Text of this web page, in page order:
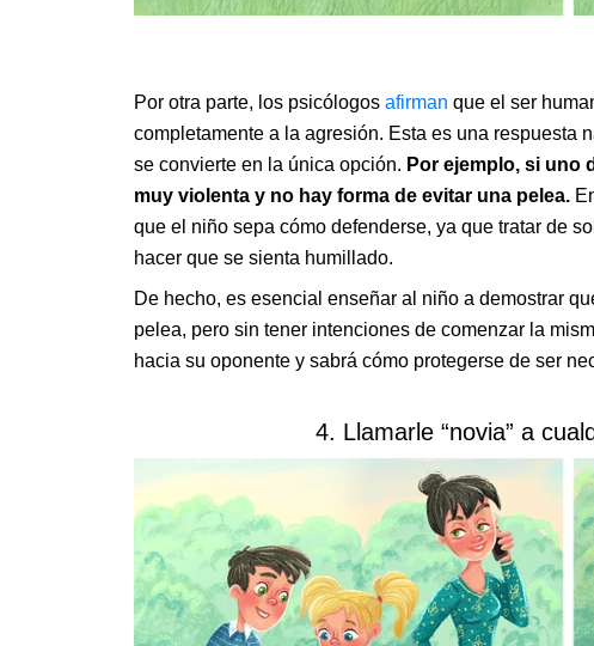
Por otra parte, los psicólogos afirman que el ser
completamente a la agresión. Esta es una respuesta
se convierte en la única opción. Por ejemplo, si uno
muy violenta y no hay forma de evitar una pelea.
que el niño sepa cómo defenderse, ya que tratar de
hacer que se sienta humillado.
De hecho, es esencial enseñar al niño a demostrar
pelea, pero sin tener intenciones de comenzar la
hacia su oponente y sabrá cómo protegerse de ser
4. Llamarle “novia” a